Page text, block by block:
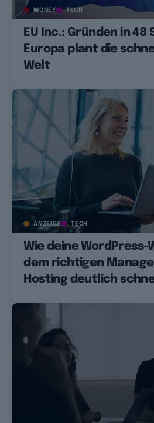
MONEY TECH
EU Inc.: Gründen in 48
Europa plant die
Welt
ANZEIGE TECH
Wie deine WordPress-
dem richtigen
Hosting deutlich